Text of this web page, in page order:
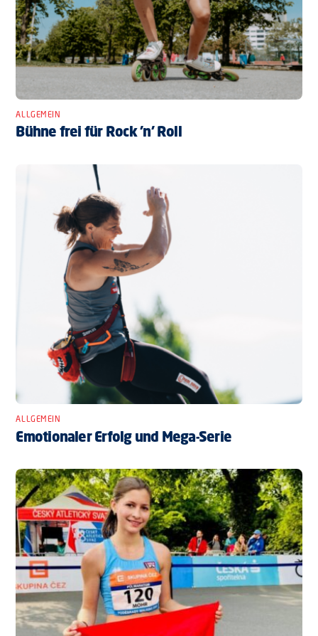
ALLGEMEIN
Bühne frei für Rock ’n’ Roll
ALLGEMEIN
Emotionaler Erfolg und Mega-Serie